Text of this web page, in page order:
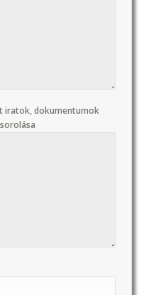
iratok, dokumentumok